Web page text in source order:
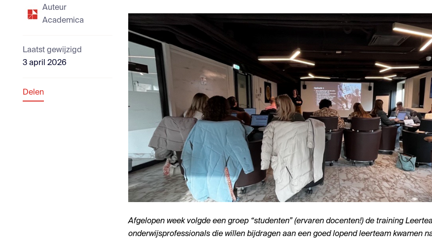
Auteur
Academica
Laatst gewijzigd
3 april 2026
Delen
Afgelopen week volgde een groep “studenten” (ervaren docenten!) de training
onderwijsprofessionals die willen bijdragen aan een goed lopend leerteam kwamen